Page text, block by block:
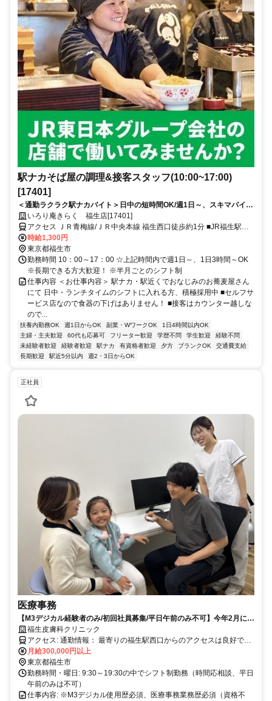
駅ナカそば屋の調理&接客スタッフ(10:00~17:00)
[17401]
＜通勤ラクラク駅ナカバイト＞日中の短時間OK/週1日～、スキマバイ
ト/未経験歓迎/面接時履歴書不要
いろり庵きらく 福生店[17401]
アクセス ＪＲ青梅線/ＪＲ中央本線 福生西口徒歩約1分 ■JR福生駅構
内■福生駅、牛浜駅、熊川駅、拝島駅、羽村駅からも通勤できます
時給1,300円
東京都福生市
勤務時間 10：00～17：00 ☆上記時間内で週1日～、1日3時間～OK
※長期できる方大歓迎！ ※半月ごとのシフト制
仕事内容 ＜お仕事内容＞ 駅ナカ・駅近くでおなじみのお蕎麦屋さん
にて 日中・ランチタイムのシフトに入れる方、積極採用中 ■セルフサ
ービス店なので食器の下げはありません！ ■接客はカウンター越しな
ので...
扶養内勤務OK 週1日からOK 副業・WワークOK
1日4時間以内OK
主婦・主夫歓迎
60代も応募可 フリーター歓迎 学歴不問 学生歓迎
経験不問
未経験者歓迎
経験者歓迎 駅ナカ 有資格者歓迎 夕方 ブランクOK
交通費支給
長期歓迎
駅近5分以内 週2・3日からOK
正社員
医療事務
【M3デジカル経験者のみ/初回社員募集/平日午前のみ不可】今年2月にオ
ープンしたばかりの新しい皮膚科クリニックです！
福生皮膚科クリニック
アクセス: 通勤情報： 最寄りの福生駅西口からのアクセスは良好で
す。駅からは徒歩で約2分のため通勤しやすい環境が整っています。
駐輪場を完備しています。
月給300,000円以上
東京都福生市
勤務時間・曜日: 9:30～19:30の中でシフト制勤務（時間応相談、平日
午前のみは不可）
仕事内容: ※M3デジカル使用歴必須、医療事務業務歴必須（資格不